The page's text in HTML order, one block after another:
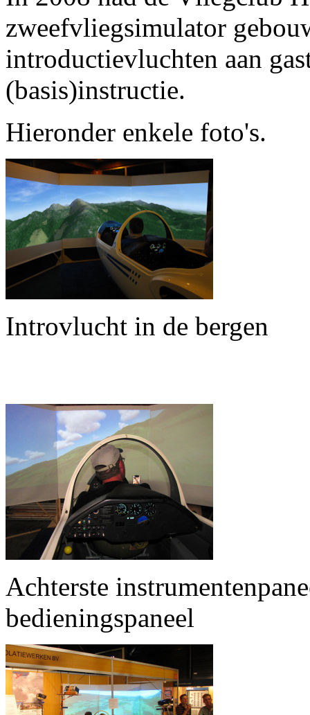
zweefvliegsimulator
introductievluchten aan
(basis)instructie.
Hieronder enkele foto's.
Introvlucht in de bergen
Achterste
bedieningspaneel